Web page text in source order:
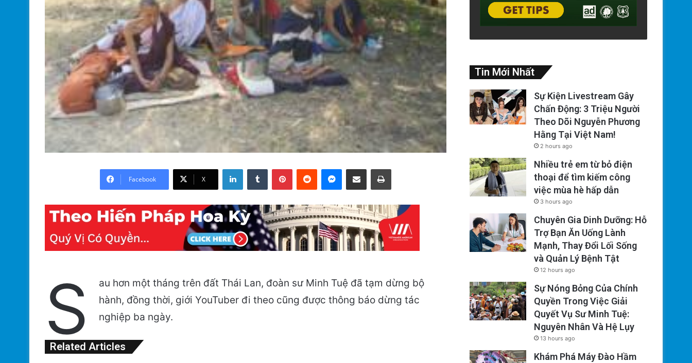
Facebook X
LinkedInTumblr PinterestReddit Messenger
Share via Email Print
S
au hơn một tháng trên đất Thái Lan, đoàn sư Minh Tuệ đã tạm dừng bộ
hành, đồng thời, giới YouTuber đi theo cũng được thông báo dừng tác
nghiệp ba ngày.
Related Articles
Tin Mới Nhất
Sự Kiện Livestream Gây
Chấn Động: 3 Triệu Người
Theo Dõi Nguyễn Phương
Hằng Tại Việt Nam!
2 hours ago
Nhiều trẻ em từ bỏ điện
thoại để tìm kiếm công
việc mùa hè hấp dẫn
3 hours ago
Chuyên Gia Dinh Dưỡng: Hỗ
Trợ Bạn Ăn Uống Lành
Mạnh, Thay Đổi Lối Sống
và Quản Lý Bệnh Tật
12 hours ago
Sự Nóng Bỏng Của Chính
Quyền Trong Việc Giải
Quyết Vụ Sư Minh Tuệ:
Nguyên Nhân Và Hệ Lụy
13 hours ago
Khám Phá Máy Đào Hầm